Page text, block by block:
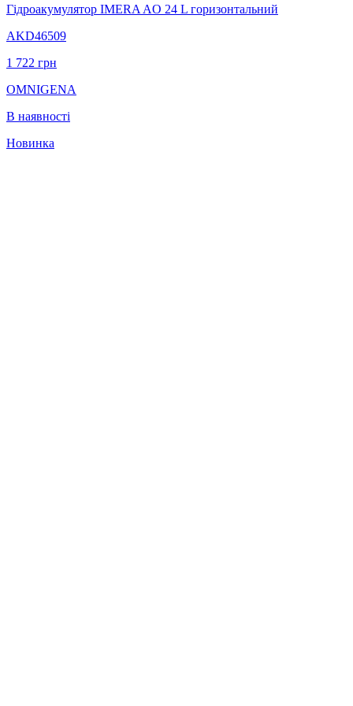
Гідроакумулятор IMERA AO 24 L горизонтальний
AKD46509
1 722 грн
OMNIGENA
В наявності
Новинка